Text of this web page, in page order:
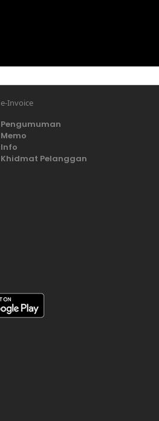
e-Invoice
Pengumuman
Memo
Info
Khidmat Pelanggan